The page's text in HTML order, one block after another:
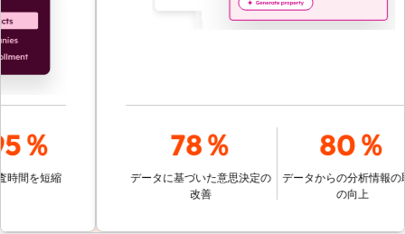
を短縮
78％
データに基づいた意思決定の
改善
80％
データからの分析情報の取
の向上